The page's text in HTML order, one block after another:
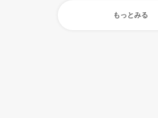
もっとみる